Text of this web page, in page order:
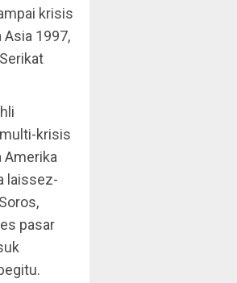
krisis
Asia 1997,
krisis
Amerika
laissez-
pasar